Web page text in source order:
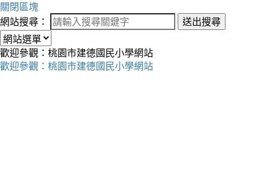
關閉區塊
網站搜尋：
送出搜尋
歡迎參觀：桃園市建德國民小學網站
歡迎參觀：桃園市建德國民小學網站